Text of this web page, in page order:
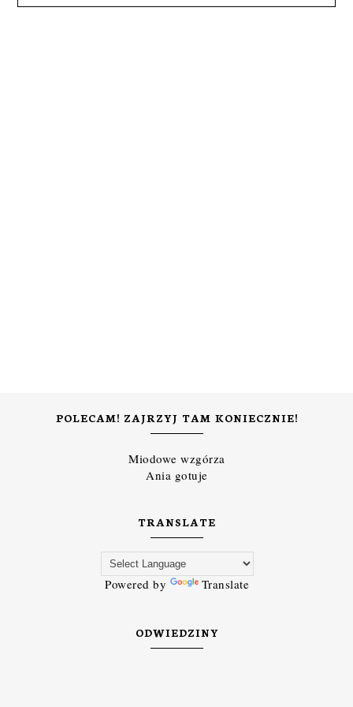
POLECAM! ZAJRZYJ TAM KONIECZNIE!
Miodowe wzgórza
Ania gotuje
TRANSLATE
Powered by Translate
ODWIEDZINY